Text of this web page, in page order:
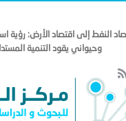
النفط إلى اقتصاد الأرض: رؤية
وحيواني يقود التنمية